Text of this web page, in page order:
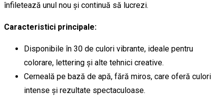
înfiletează unul nou și continuă să lucrezi.
Caracteristici principale:
Disponibile în 30 de culori vibrante, ideale pentru
colorare, lettering și alte tehnici creative.
Cerneală pe bază de apă, fără miros, care oferă culori
intense și rezultate spectaculoase.